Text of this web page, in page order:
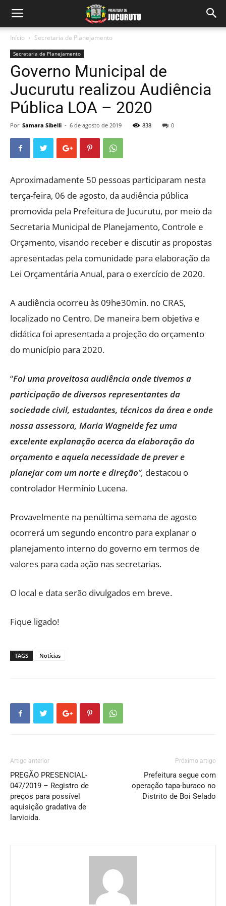
Início Secretaria de Planejamento
Secretaria de Planejamento
Governo Municipal de
Jucurutu realizou Audiência
Pública LOA – 2020
Por Samara Sibelli - 6 de agosto de 2019 838 0
Aproximadamente 50 pessoas participaram nesta
terça-feira, 06 de agosto, da audiência pública
promovida pela Prefeitura de Jucurutu, por meio da
Secretaria Municipal de Planejamento, Controle e
Orçamento, visando receber e discutir as propostas
apresentadas pela comunidade para elaboração da
Lei Orçamentária Anual, para o exercício de 2020.
A audiência ocorreu às 09he30min. no CRAS,
localizado no Centro. De maneira bem objetiva e
didática foi apresentada a projeção do orçamento
do município para 2020.
“Foi uma proveitosa audiência onde tivemos a
participação de diversos representantes da
sociedade civil, estudantes, técnicos da área e onde
nossa assessora, Maria Wagneide fez uma
excelente explanação acerca da elaboração do
orçamento e aquela necessidade de prever e
planejar com um norte e direção”, destacou o
controlador Hermínio Lucena.
Provavelmente na penúltima semana de agosto
ocorrerá um segundo encontro para explanar o
planejamento interno do governo em termos de
valores para cada ação nas secretarias.
O local e data serão divulgados em breve.
Fique ligado!
TAGS Notícias
Artigo anterior
PREGÃO PRESENCIAL-
047/2019 – Registro de
preços para possível
aquisição gradativa de
larvicida.
Próximo artigo
Prefeitura segue com
operação tapa-buraco no
Distrito de Boi Selado